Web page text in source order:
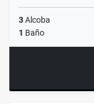
3Alcoba
1 Baño